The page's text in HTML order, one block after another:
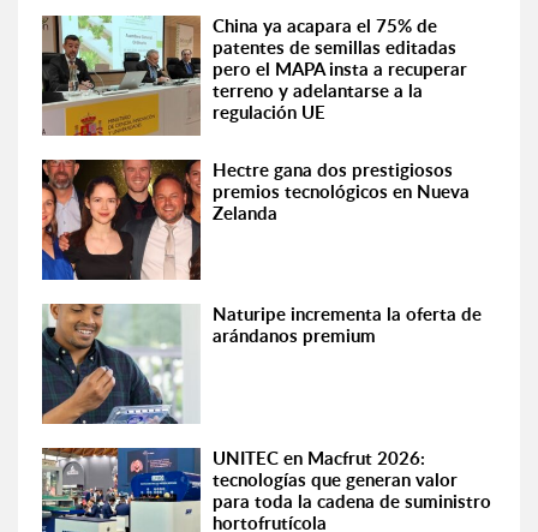
China ya acapara el 75% de
patentes de semillas editadas
pero el MAPA insta a recuperar
terreno y adelantarse a la
regulación UE
Hectre gana dos prestigiosos
premios tecnológicos en Nueva
Zelanda
Naturipe incrementa la oferta de
arándanos premium
UNITEC en Macfrut 2026:
tecnologías que generan valor
para toda la cadena de suministro
hortofrutícola